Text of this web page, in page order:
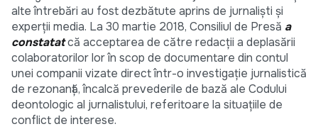
alte întrebări au fost dezbătute aprins de jurnaliști și
experții media. La 30 martie 2018, Consiliul de Presă a
constatatcă acceptarea de către redacţii a deplasării
colaboratorilor lor în scop de documentare din contul
unei companii vizate direct într-o investigaţie jurnalistică
de rezonanţă, încalcă prevederile de bază ale Codului
deontologic al jurnalistului, referitoare la situaţiile de
conflict de interese.